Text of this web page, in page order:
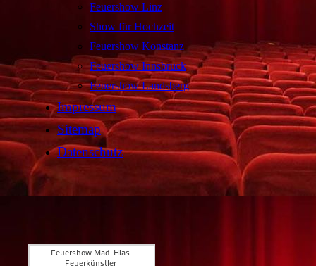
Feuershow Linz
Show für Hochzeit
Feuershow Konstanz
Feuershow Innsbruck
Feuershow Landsberg
Impressum
Sitemap
Datenschutz